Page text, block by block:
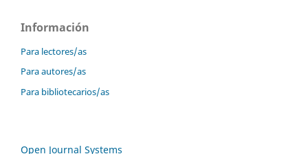
Información
Para lectores/as
Para autores/as
Para bibliotecarios/as
Open Journal Systems